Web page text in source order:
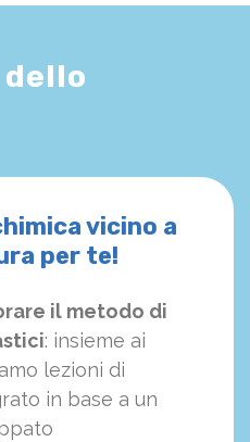
dello
vicino a
per te!
il metodo di
: insieme ai
lezioni di
in base a un